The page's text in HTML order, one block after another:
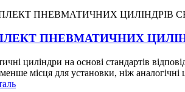
ПНЕВМАТИЧНИХ
циліндри на основі стандартів
місця для установки, ніж аналогічні